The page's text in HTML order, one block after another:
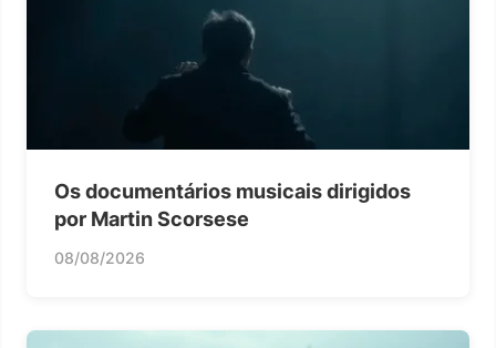
Os documentários musicais dirigidos
por Martin Scorsese
08/08/2026